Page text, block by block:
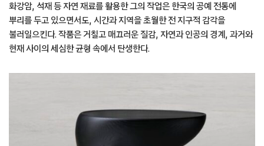
화강암, 석재 등 자연 재료를 활용한 그의 작업은 한국의 공예 전통에
뿌리를 두고 있으면서도, 시간과 지역을 초월한 전 지구적 감각을
불러일으킨다. 작품은 거칠고 매끄러운 질감, 자연과 인공의 경계, 과거와
현재 사이의 세심한 균형 속에서 탄생한다.